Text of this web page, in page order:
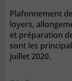
Plafonnement
loyers,
et préparation
sont les
juillet 2020.